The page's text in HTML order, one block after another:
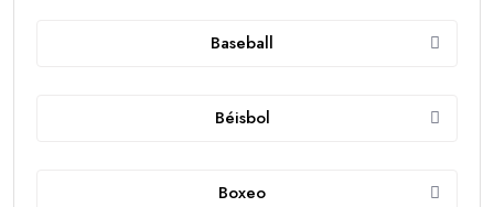
Baseball
Béisbol
Boxeo